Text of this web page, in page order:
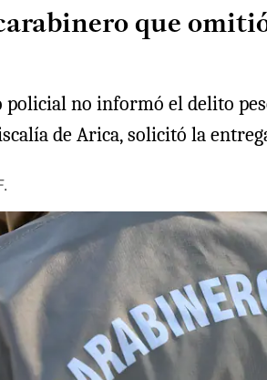
que
no informó el delito
de Arica, solicitó la